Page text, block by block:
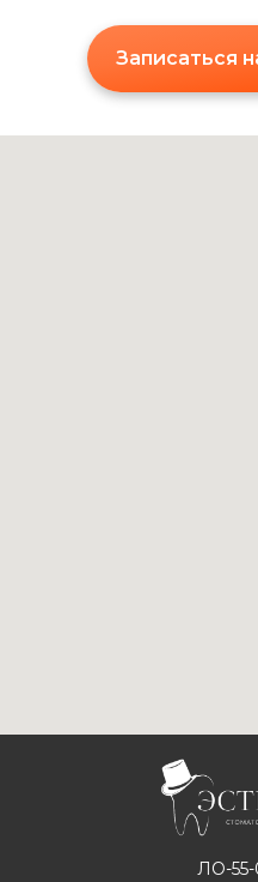
Записаться
ЛО-55-